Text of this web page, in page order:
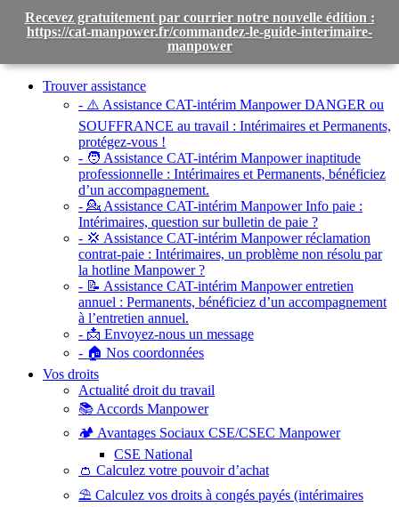
Toggle
navigationTrouver assistance
- ⚠️ Assistance CAT-intérim Manpower DANGER ou
SOUFFRANCE au travail : Intérimaires et Permanents,
protégez-vous !
- 🧑 Assistance CAT-intérim Manpower inaptitude
professionnelle : Intérimaires et Permanents, bénéficiez
d’un accompagnement.
- 💁 Assistance CAT-intérim Manpower Info paie :
Intérimaires, question sur bulletin de paie ?
- 💢 Assistance CAT-intérim Manpower réclamation
contrat-paie : Intérimaires, un problème non résolu par
la hotline Manpower ?
- 📝 Assistance CAT-intérim Manpower entretien
annuel : Permanents, bénéficiez d’un accompagnement
à l’entretien annuel.
- 📩 Envoyez-nous un message
- 🏠 Nos coordonnées
Vos droits
Actualité droit du travail
📚 Accords Manpower
🏕️ Avantages Sociaux CSE/CSEC Manpower
CSE National
👛 Calculez votre pouvoir d’achat
⛱️ Calculez vos droits à congés payés (intérimaires
Recevez gratuitement par courrier notre nouvelle édition :
https://cat-manpower.fr/commandez-le-guide-interimaire-
manpower